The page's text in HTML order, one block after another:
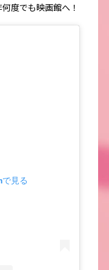
度でも映画館へ！
見る